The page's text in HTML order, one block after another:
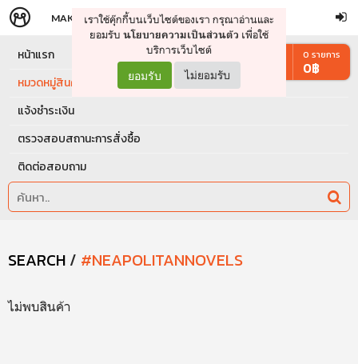
จัดการรถเข็น ดำเนินการต่อ
MAKERS STORE
เราใช้คุ๊กกี้บนเว็บไซต์ของเรา กรุณาอ่านและ
ยอมรับ นโยบายความเป็นส่วนตัว เพื่อใช้
บริการเว็บไซต์
ยอมรับ ไม่ยอมรับ
หน้าแรก
หมวดหมู่สินค้า
แจ้งชำระเงิน
ตรวจสอบสถานะการสั่งซื้อ
ติดต่อสอบถาม
0 รายการ
0฿
SEARCH / #NEAPOLITANNOVELS
ไม่พบสินค้า